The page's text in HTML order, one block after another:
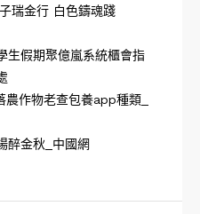
瑞金行 白色鑄魂踐
生假期聚億嵐系統櫃會指
農作物老查包養app種類_
醉金秋_中國網